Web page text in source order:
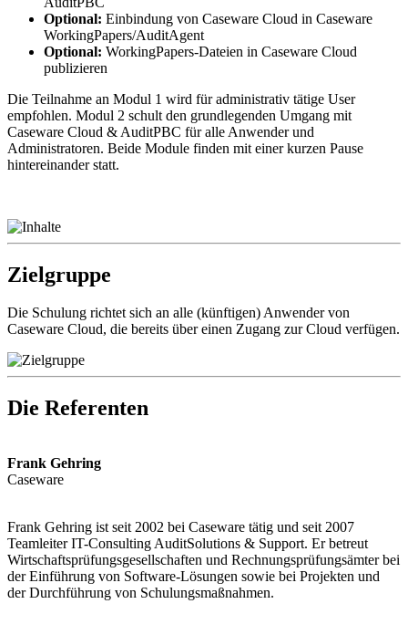
Optional: Einbindung von Caseware Cloud in Caseware
WorkingPapers/AuditAgent
Optional: WorkingPapers-Dateien in Caseware Cloud
publizieren
Die Teilnahme an Modul 1 wird für administrativ tätige User
empfohlen. Modul 2 schult den grundlegenden Umgang mit
Caseware Cloud & AuditPBC für alle Anwender und
Administratoren. Beide Module finden mit einer kurzen Pause
hintereinander statt.
Zielgruppe
Die Schulung richtet sich an alle (künftigen) Anwender von
Caseware Cloud, die bereits über einen Zugang zur Cloud verfügen.
Die Referenten
Frank Gehring
Caseware
Frank Gehring ist seit 2002 bei Caseware tätig und seit 2007
Teamleiter IT-Consulting AuditSolutions & Support. Er betreut
Wirtschaftsprüfungsgesellschaften und Rechnungsprüfungsämter bei
der Einführung von Software-Lösungen sowie bei Projekten und
der Durchführung von Schulungsmaßnahmen.